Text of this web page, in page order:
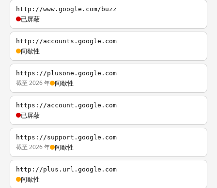
http://www.google.com/buzz
已屏蔽
http://accounts.google.com
间歇性
https://plusone.google.com
截至 2026 年 间歇性
https://account.google.com
已屏蔽
https://support.google.com
截至 2026 年 间歇性
http://plus.url.google.com
间歇性